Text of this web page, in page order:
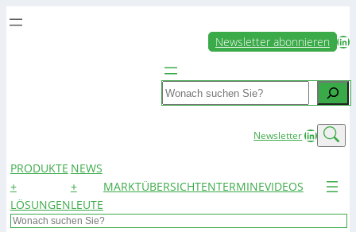
Newsletter abonnieren LinkedIn
Search
NewsletterLinkedIn
PRODUKTE
+
LÖSUNGEN
NEWS
+
LEUTE
MARKTÜBERSICHTENTERMINEVIDEOS
Search